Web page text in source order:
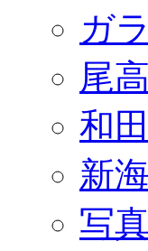
ガ
尾
和
新
写